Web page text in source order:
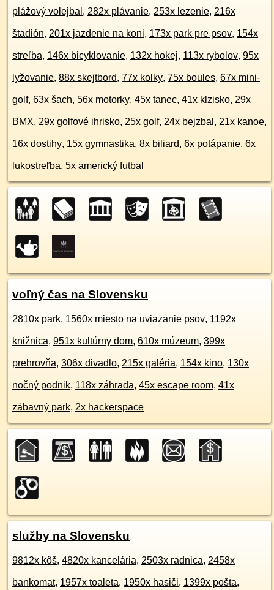
plážový volejbal , 282x plávanie, 253x lezenie, 216x
štadión, 201x jazdenie na koni, 173x park pre psov, 154x
streľba, 146x bicyklovanie, 132x hokej, 113x rybolov, 95x
lyžovanie, 88x skejtbord, 77x kolky, 75x boules, 67x mini-
golf, 63x šach, 56x motorky, 45x tanec, 41x klzisko, 29x
BMX, 29x golfové ihrisko, 25x golf, 24x bejzbal , 21x kanoe,
16x dostihy, 15x gymnastika, 8x biliard, 6x potápanie, 6x
lukostreľba, 5x americký futbal
voľný čas na Slovensku
2810x park, 1560x miesto na uviazanie psov, 1192x
knižnica, 951x kultúrny dom, 610x múzeum, 399x
prehrovňa, 306x divadlo, 215x galéria, 154x kino, 130x
nočný podnik, 118x záhrada, 45x escape room, 41x
zábavný park, 2x hackerspace
služby na Slovensku
9812x kôš, 4820x kancelária, 2503x radnica, 2458x
bankomat, 1957x toaleta, 1950x hasiči, 1399x pošta,